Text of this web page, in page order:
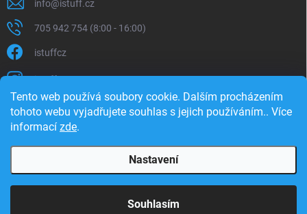
Tento web používá soubory cookie. Dalším procházením
tohoto webu vyjadřujete souhlas s jejich používáním.. Více
informací zde.
Nastavení
Souhlasím
info@istuff.cz
705 942 754 (8:00 - 16:00)
istuffcz
istuffcz
istuffcz
@istuff.cz
iSTUFF . Všechna práva vyhrazena.